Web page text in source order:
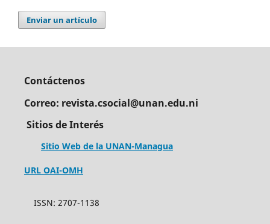
Enviar un artículo
Contáctenos
Correo: revista.csocial@unan.edu.ni
Sitios de Interés
Sitio Web de la UNAN-Managua
URL OAI-OMH
ISSN: 2707-1138